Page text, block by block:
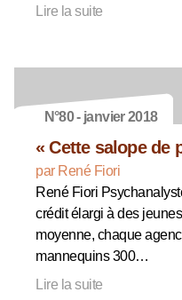
Lire la suite
N°80 - janvier 2018
« Cette salope de
par René Fiori
René Fiori
crédit élargi à des
moyenne, chaque
mannequins 300…
Lire la suite